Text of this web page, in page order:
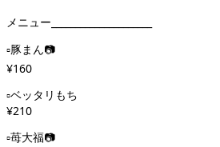
メニュー_____________________
▫︎豚まん📷
¥160
▫︎ベッタリもち
¥210
▫︎苺大福📷